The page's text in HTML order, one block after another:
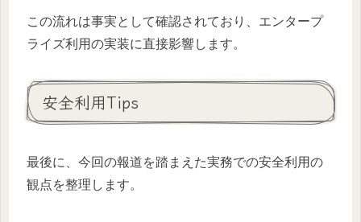
この流れは事実として確認されており、エンタープ
ライズ利用の実装に直接影響します。
安全利用Tips
最後に、今回の報道を踏まえた実務での安全利用の
観点を整理します。